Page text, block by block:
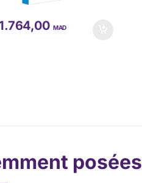
1.764,00 MAD
posées